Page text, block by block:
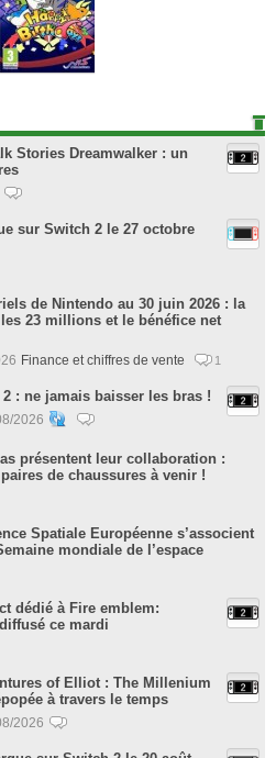
Stories Dreamwalker : un
sur Switch 2 le 27 octobre
de Nintendo au 30 juin 2026 : la
23 millions et le bénéfice net
Finance et chiffres de vente 1
2 : ne jamais baisser les bras !
2026
présentent leur collaboration :
de chaussures à venir !
Spatiale Européenne s’associent
mondiale de l’espace
dédié à Fire emblem:
ce mardi
of Elliot : The Millenium
à travers le temps
2026